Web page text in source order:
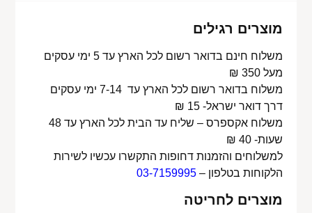
מוצרים רגילים
משלוח חינם בדואר רשום לכל הארץ עד 5 ימי עסקים
מעל 350 ₪
משלוח בדואר רשום לכל הארץ עד 7-14 ימי עסקים
דרך דואר ישראל- 15 ₪
משלוח אקספרס – שליח עד הבית לכל הארץ עד 48
שעות- 40 ₪
למשלוחים והזמנות דחופות התקשרו עכשיו לשירות
הלקוחות בטלפון –03-7159995
מוצרים לחריטה